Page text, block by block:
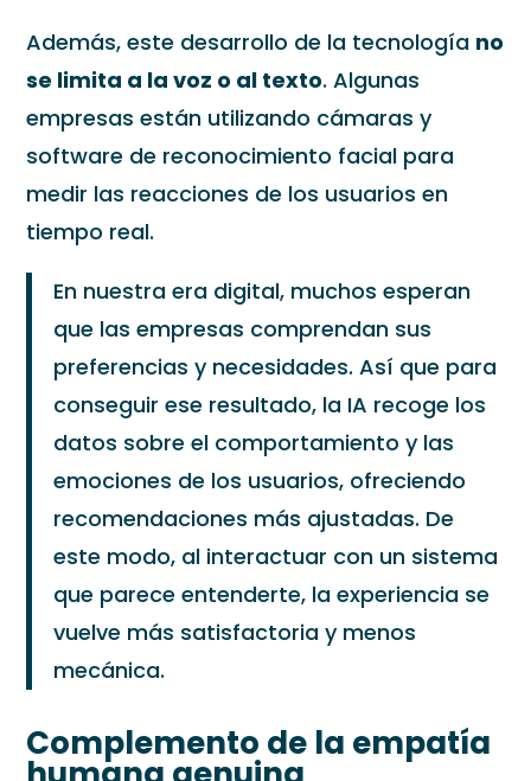
Además, este desarrollo de la tecnología no
se limita a la voz o al texto. Algunas
empresas están utilizando cámaras y
software de reconocimiento facial para
medir las reacciones de los usuarios en
tiempo real.
En nuestra era digital, muchos esperan
que las empresas comprendan sus
preferencias y necesidades. Así que para
conseguir ese resultado, la IA recoge los
datos sobre el comportamiento y las
emociones de los usuarios, ofreciendo
recomendaciones más ajustadas. De
este modo, al interactuar con un sistema
que parece entenderte, la experiencia se
vuelve más satisfactoria y menos
mecánica.
Complemento de la empatía